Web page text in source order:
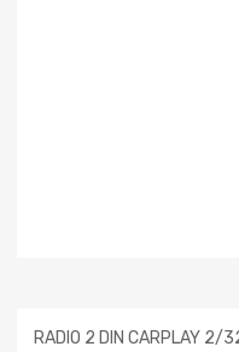
RADIO 2 DIN CARPLAY 2/